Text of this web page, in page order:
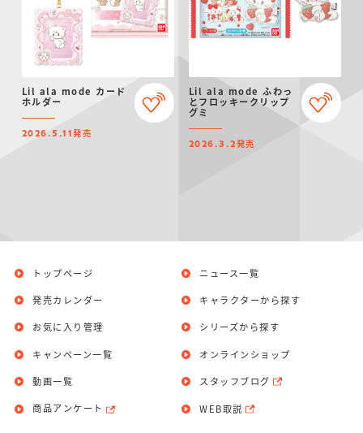
ズ
PROJECT R.E.D.・
ガンダムシリーズ
ポケットモンスター
アンパンマン
サンリオキャラクタ
たまご
つりグミ
にふぉるめーしょん
＆スクエアシール
SMPシリーズ
ポケモンスケールワ
ールド
キャラデコ わ
Lil ala mode カード
ホルダー
2026.5.11発売
Lil ala mode ふわっ
とフロッキークリップ
グミ
2026.3.2発売
トップページ
発売カレンダー
お気に入り管理
ニュース一覧
キャラクターから探す
シリーズから探す
キャンペーン一覧
動画一覧
商品アンケート
オンラインショップ
スタッフブログ
WEB取説